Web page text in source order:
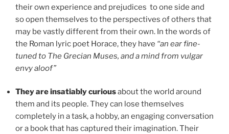
their own experience and prejudices to one side and
so open themselves to the perspectives of others that
may be vastly different from their own. In the words of
the Roman lyric poet Horace, they have “an ear fine-
tuned to The Grecian Muses, and a mind from vulgar
envy aloof”
They are insatiably curiousabout the world around
them and its people. They can lose themselves
completely in a task, a hobby, an engaging conversation
or a book that has captured their imagination. Their